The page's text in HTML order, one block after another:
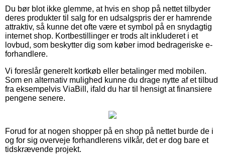
Du bør blot ikke glemme, at hvis en shop på nettet tilbyder
deres produkter til salg for en udsalgspris der er hamrende
attraktiv, så kunne det ofte være et symbol på en snydagtig
internet shop. Kortbestillinger er trods alt inkluderet i et
lovbud, som beskytter dig som køber imod bedrageriske e-
forhandlere.
Vi foreslår generelt kortkøb eller betalinger med mobilen.
Som en alternativ mulighed kunne du drage nytte af et tilbud
fra eksempelvis ViaBill, ifald du har til hensigt at finansiere
pengene senere.
Forud for at nogen shopper på en shop på nettet burde de i
og for sig overveje forhandlerens vilkår, det er dog bare et
tidskrævende projekt.